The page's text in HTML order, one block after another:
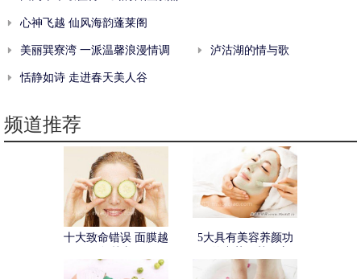
心神飞越 仙风海韵蓬莱阁
美丽巽寮湾 一派温馨浪漫情调 泸沽湖的情与歌
恬静如诗 走进春天美人谷
频道推荐
十大致命错误 面膜越
5大具有美容养颜功